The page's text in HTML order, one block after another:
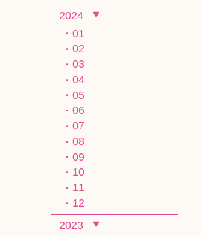
2024
01
02
03
04
05
06
07
08
09
10
11
12
2023